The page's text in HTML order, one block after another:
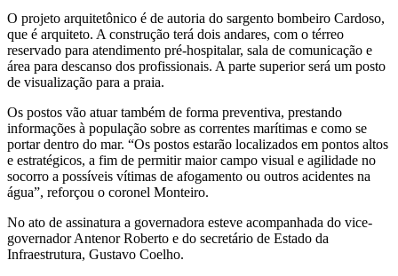
O projeto arquitetônico é de autoria do sargento bombeiro Cardoso,
que é arquiteto. A construção terá dois andares, com o térreo
reservado para atendimento pré-hospitalar, sala de comunicação e
área para descanso dos profissionais. A parte superior será um posto
de visualização para a praia.
Os postos vão atuar também de forma preventiva, prestando
informações à população sobre as correntes marítimas e como se
portar dentro do mar. “Os postos estarão localizados em pontos altos
e estratégicos, a fim de permitir maior campo visual e agilidade no
socorro a possíveis vítimas de afogamento ou outros acidentes na
água”, reforçou o coronel Monteiro.
No ato de assinatura a governadora esteve acompanhada do vice-
governador Antenor Roberto e do secretário de Estado da
Infraestrutura, Gustavo Coelho.